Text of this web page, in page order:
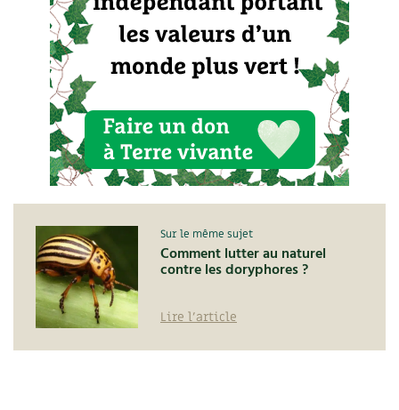
Sur le même sujet
Comment lutter au naturel
contre les doryphores ?
Lire l'article